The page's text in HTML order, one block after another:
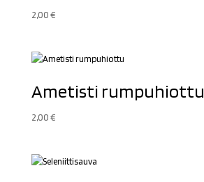
2,00€
Ametisti rumpuhiottu
2,00€